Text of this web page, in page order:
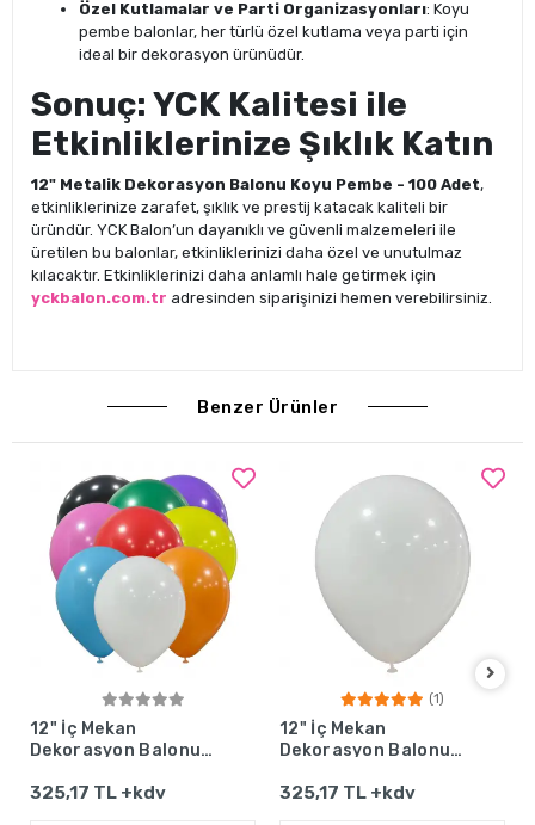
Özel Kutlamalar ve Parti Organizasyonları: Koyu
pembe balonlar, her türlü özel kutlama veya parti için
ideal bir dekorasyon ürünüdür.
Sonuç: YCK Kalitesi ile
Etkinliklerinize Şıklık Katın
12" Metalik Dekorasyon Balonu Koyu Pembe - 100 Adet,
etkinliklerinize zarafet, şıklık ve prestij katacak kaliteli bir
üründür. YCK Balon’un dayanıklı ve güvenli malzemeleri ile
üretilen bu balonlar, etkinliklerinizi daha özel ve unutulmaz
kılacaktır. Etkinliklerinizi daha anlamlı hale getirmek için
yckbalon.com.tr adresinden siparişinizi hemen verebilirsiniz.
Benzer Ürünler
12" İç Mekan
Dekorasyon Balonu
325,17 TL +kdv
(1)
12" İç Mekan
Dekorasyon Balonu
325,17 TL +kdv